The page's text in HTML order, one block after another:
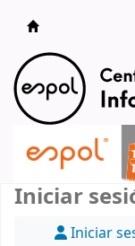
Catálogo en
Iniciar
Iniciar